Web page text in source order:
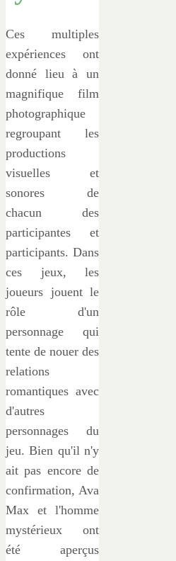
Ces multiples
expériences ont
donné lieu à un
magnifique film
photographique
regroupant les
productions
visuelles et
sonores de
chacun des
participantes et
participants. Dans
ces jeux, les
joueurs jouent le
rôle d'un
personnage qui
tente de nouer des
relations
romantiques avec
d'autres
personnages du
jeu. Bien qu'il n'y
ait pas encore de
confirmation, Ava
Max et l'homme
mystérieux ont
été aperçus